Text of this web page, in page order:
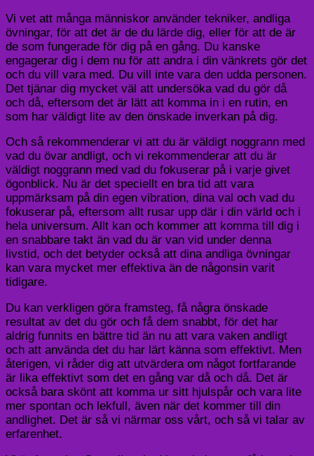
Vi vet att många människor använder tekniker, andliga
övningar, för att det är de du lärde dig, eller för att de är
de som fungerade för dig på en gång. Du kanske
engagerar dig i dem nu för att andra i din vänkrets gör det
och du vill vara med. Du vill inte vara den udda personen.
Det tjänar dig mycket väl att undersöka vad du gör då
och då, eftersom det är lätt att komma in i en rutin, en
som har väldigt lite av den önskade inverkan på dig.
Och så rekommenderar vi att du är väldigt noggrann med
vad du övar andligt, och vi rekommenderar att du är
väldigt noggrann med vad du fokuserar på i varje givet
ögonblick. Nu är det speciellt en bra tid att vara
uppmärksam på din egen vibration, dina val och vad du
fokuserar på, eftersom allt rusar upp där i din värld och i
hela universum. Allt kan och kommer att komma till dig i
en snabbare takt än vad du är van vid under denna
livstid, och det betyder också att dina andliga övningar
kan vara mycket mer effektiva än de någonsin varit
tidigare.
Du kan verkligen göra framsteg, få några önskade
resultat av det du gör och få dem snabbt, för det har
aldrig funnits en bättre tid än nu att vara vaken andligt
och att använda det du har lärt känna som effektivt. Men
återigen, vi råder dig att utvärdera om något fortfarande
är lika effektivt som det en gång var då och då. Det är
också bara skönt att komma ur sitt hjulspår och vara lite
mer spontan och lekfull, även när det kommer till din
andlighet. Det är så vi närmar oss vårt, och så vi talar av
erfarenhet.